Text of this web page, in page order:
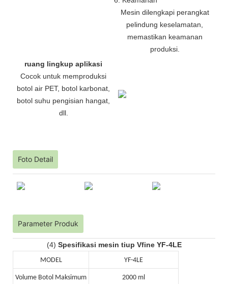
Mesin dilengkapi perangkat
pelindung keselamatan,
memastikan keamanan
produksi.
ruang lingkup aplikasi
Cocok untuk memproduksi
botol air PET, botol karbonat,
botol suhu pengisian hangat,
dll.
Foto Detail
Parameter Produk
(4) Spesifikasi mesin tiup Vfine YF-4LE
MODEL YF-4LE
Volume Botol Maksimum 2000 ml